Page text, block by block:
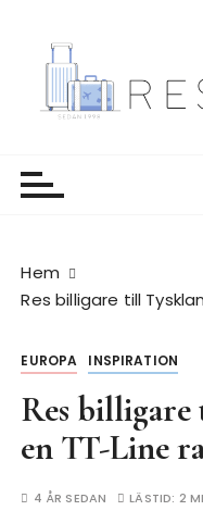
Hem
Res billigare till
EUROPA INSPIRATION
Res
en TT-Line
4 ÅR SEDAN LÄSTID: 2